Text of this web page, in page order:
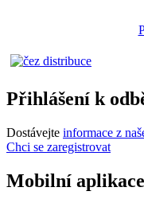
Přihlášení k
Dostávejte informace z
Chci se zaregistrovat
Mobilní aplikace